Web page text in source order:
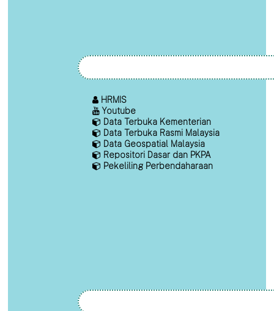
HRMIS
Youtube
Data Terbuka Kementerian
Data Terbuka Rasmi Malaysia
Data Geospatial Malaysia
Repositori Dasar dan PKPA
Pekeliling Perbendaharaan